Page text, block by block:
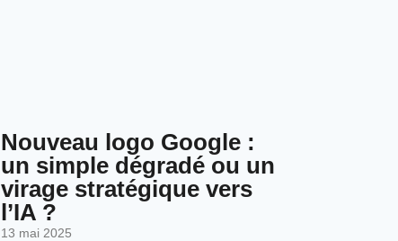
Nouveau logo Google :
un simple dégradé ou un
virage stratégique vers
l’IA ?
13 mai 2025